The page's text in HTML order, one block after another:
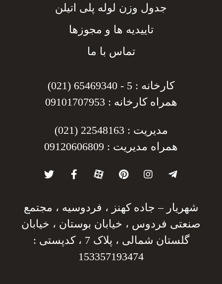
جدول وزن لوله پلی اتیلن
تاییدیه ها و مجوزها
تماس با ما
کارخانه : 5 - 65469340 (021)
همراه کارخانه : 09101707953
مدیریت : 22548163 (021)
همراه مدیریت : 09120606809
شهریار – جاده کهنز ، فردوسیه ، مجتمع
صنعتی فردوس ، خیابان بوستان ، خیابان
گلستان شمالی ، پلاک 7 ، کدپستی :
153357193474